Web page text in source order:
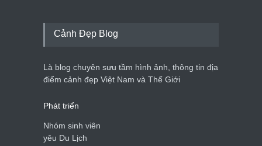
Cảnh Đẹp Blog
Là blog chuyên sưu tầm hình ảnh, thông tin địa
điểm cảnh đẹp Việt Nam và Thế Giới
Phát triển
Nhóm sinh viên
yêu Du Lịch